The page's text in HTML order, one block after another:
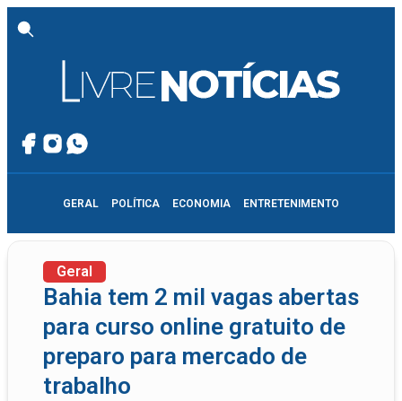
GERAL POLÍTICA ECONOMIA ENTRETENIMENTO
Geral
Bahia tem 2 mil vagas abertas
para curso online gratuito de
preparo para mercado de
trabalho